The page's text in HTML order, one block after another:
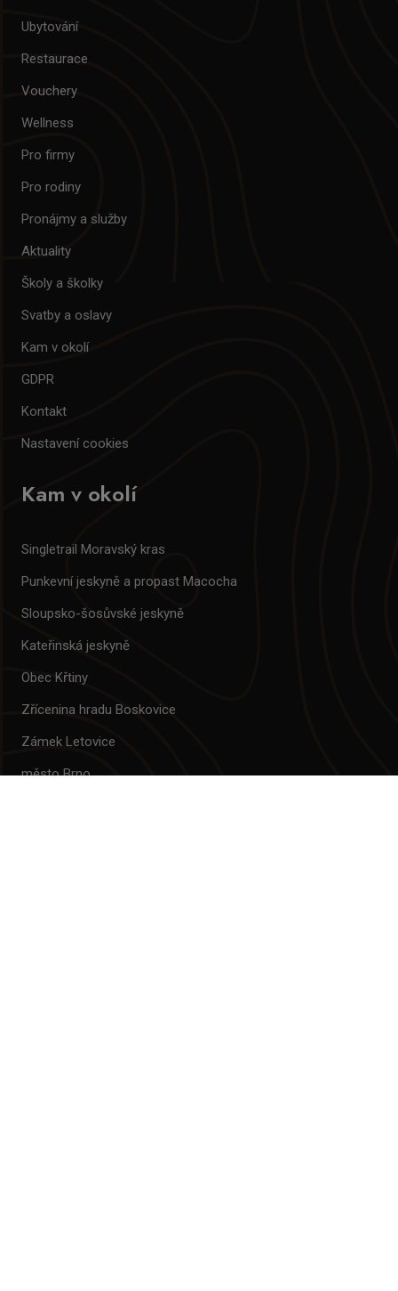
Ubytování
Restaurace
Vouchery
Wellness
Pro firmy
Pro rodiny
Pronájmy a služby
Aktuality
Školy a školky
Svatby a oslavy
Kam v okolí
GDPR
Kontakt
Nastavení cookies
Kam v okolí
Singletrail Moravský kras
Punkevní jeskyně a propast Macocha
Sloupsko-šosůvské jeskyně
Kateřinská jeskyně
Obec Křtiny
Zřícenina hradu Boskovice
Zámek Letovice
město Brno